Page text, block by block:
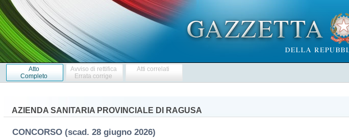
Atto
Completo
Avviso di rettifica
Errata corrige
Atti correlati
AZIENDA SANITARIA PROVINCIALE DI RAGUSA
CONCORSO (scad. 28 giugno 2026)